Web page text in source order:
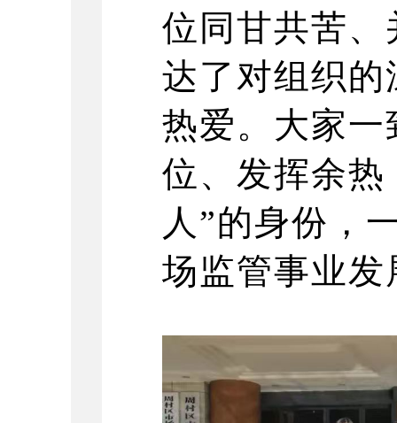
位同甘共苦
达了对组织
热爱。大家
位、发挥余热
人”的身份 ，
场监管事业发